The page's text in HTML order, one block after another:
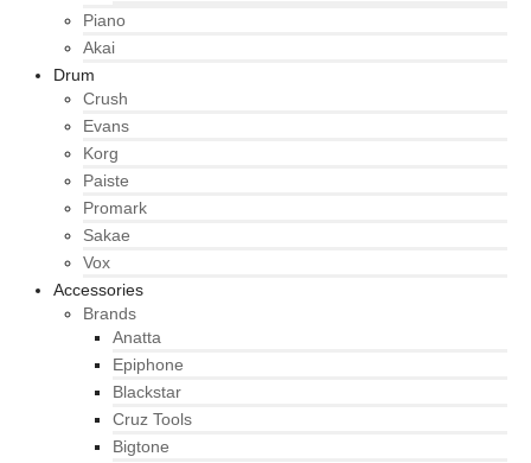
Piano
Akai
Drum
Crush
Evans
Korg
Paiste
Promark
Sakae
Vox
Accessories
Brands
Anatta
Epiphone
Blackstar
Cruz Tools
Bigtone